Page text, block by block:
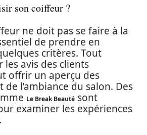
son coiffeur ?
ne doit pas se faire à la
de prendre en
critères. Tout
les avis des clients
offrir un aperçu des
de l’ambiance du salon. Des
Le Break Beauté sont
examiner les expériences